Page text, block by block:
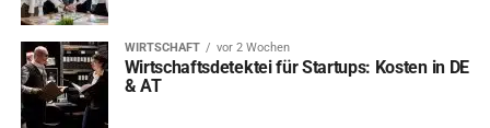
WIRTSCHAFT vor 2 Wochen
Wirtschaftsdetektei für Startups: Kosten in DE
& AT